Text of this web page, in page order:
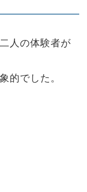
人の体験者が
的でした。